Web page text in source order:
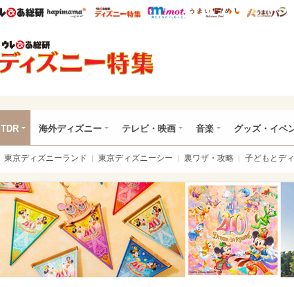
ウレぴあ総研ハピママ* ウレぴあ総研 ディズニー特集
mimot. うまいめし
TDR 海外ディズニー テレビ・映画 音楽 グッズ・イベ
東京ディズニーランド 東京ディズニーシー 裏ワザ・攻略 子どもとデ